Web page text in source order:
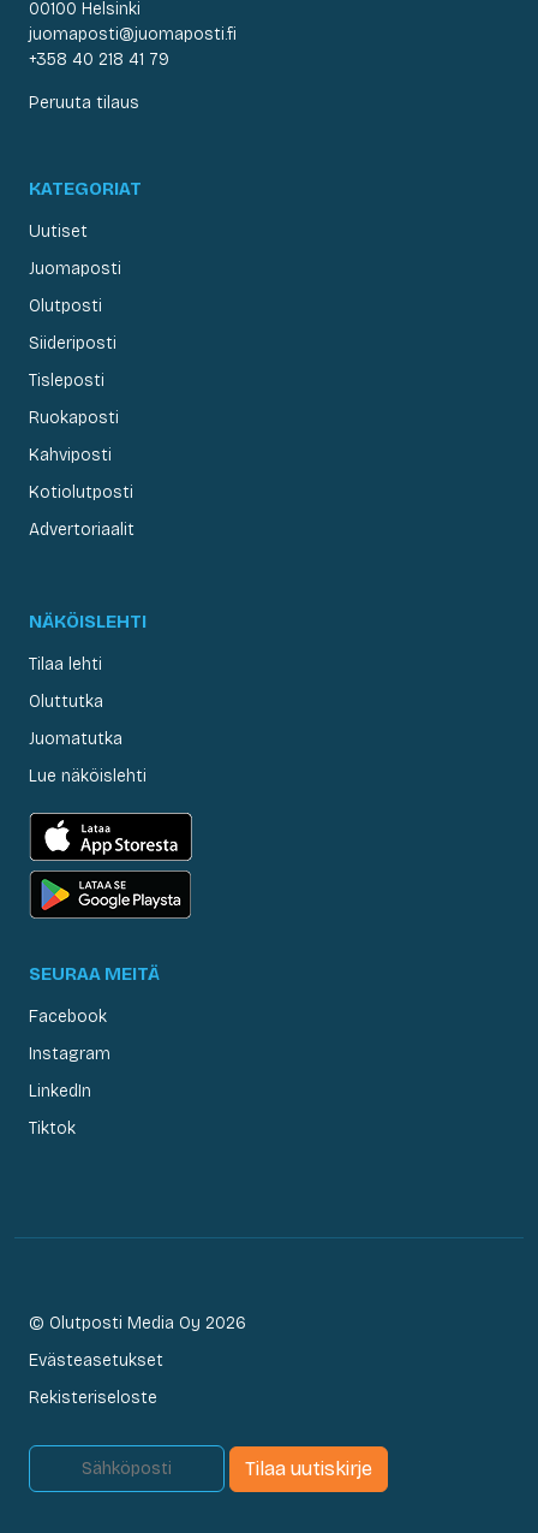
00100 Helsinki
juomaposti@juomaposti.fi
+358 40 218 41 79
Peruuta tilaus
KATEGORIAT
Uutiset
Juomaposti
Olutposti
Siideriposti
Tisleposti
Ruokaposti
Kahviposti
Kotiolutposti
Advertoriaalit
NÄKÖISLEHTI
Tilaa lehti
Oluttutka
Juomatutka
Lue näköislehti
SEURAA MEITÄ
Facebook
Instagram
LinkedIn
Tiktok
© Olutposti Media Oy 2026
Evästeasetukset
Rekisteriseloste
Tilaa uutiskirje